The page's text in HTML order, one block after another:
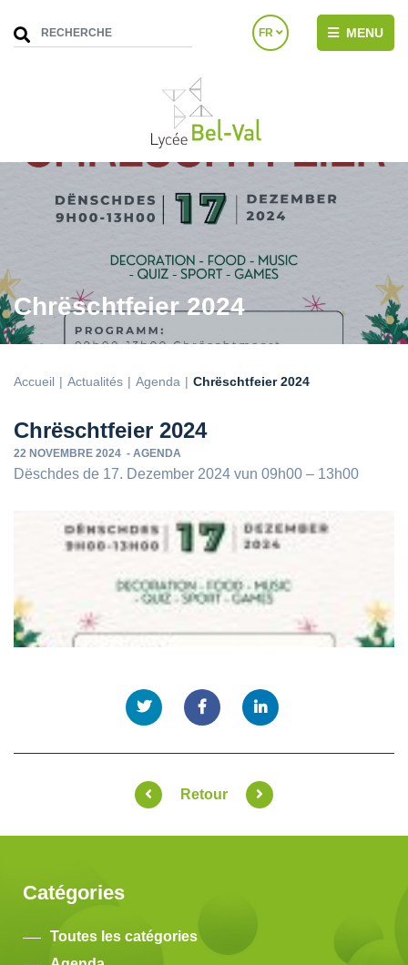
FR MENU
Chrëschtfeier 2024
Accueil Actualités Agenda Chrëschtfeier 2024
Chrëschtfeier 2024
22 NOVEMBRE 2024 - AGENDA
Dëschdes de 17. Dezember 2024 vun 09h00 – 13h00
Retour
Catégories
Toutes les catégories